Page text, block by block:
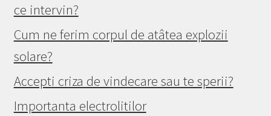
ce intervin?
Cum ne ferim corpul de atâtea explozii
solare?
Accepti criza de vindecare sau te sperii?
Importanta electrolitilor